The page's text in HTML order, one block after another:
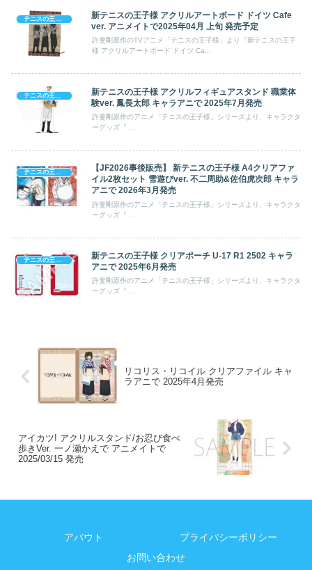
新テニスの王子様 アクリルアートボード ドイツ Cafe
ver. アニメイトで2025年04月 上旬 発売予定
許斐剛原作のTVアニメ「テニスの王子様」より『新テニスの王子
様 アクリルアートボード ドイツ Ca...
新テニスの王子様 アクリルフィギュアスタンド 職業体
験ver. 鳳長太郎 キャラアニで 2025年7月発売
許斐剛原作のアニメ「テニスの王子様」シリーズより、キャラクタ
【JF2026事後販売】 新テニスの王子様 A4クリアファ
イル2枚セット 雪遊びver. 不二周助&佐伯虎次郎 キャラ
アニで 2026年3月発売
許斐剛原作のアニメ「テニスの王子様」シリーズより、キャラクタ
新テニスの王子様 クリアポーチ U‐17 R1 2502 キャラ
アニで 2025年6月発売
許斐剛原作のアニメ「テニスの王子様」シリーズより、キャラクタ
ーグッズ『 ...
リコリス・リコイル クリアファイル キャ
ラアニで 2025年4月発売
アイカツ! アクリルスタンド/お忍び食べ
歩きVer. 一ノ瀬かえで アニメイトで
2025/03/15 発売
アバウト
プライバシーポリシー
お問い合わせ